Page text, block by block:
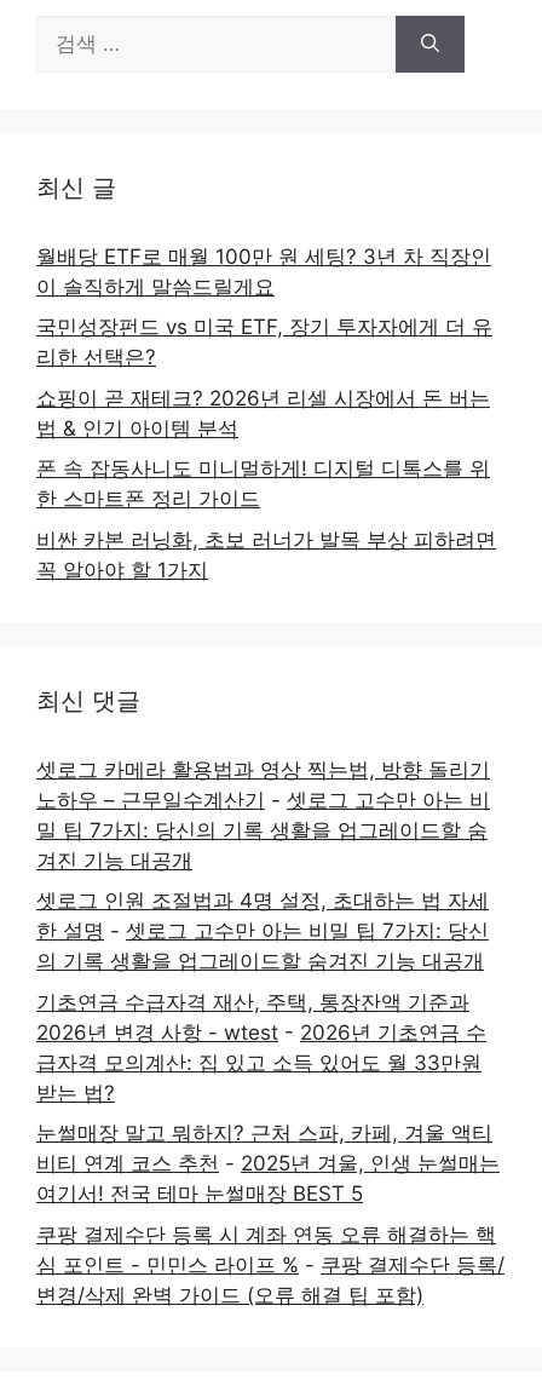
색:
최신 글
월배당 ETF로 매월 100만 원 세팅? 3년 차 직장인
이 솔직하게 말씀드릴게요
국민성장펀드 vs 미국 ETF, 장기 투자자에게 더 유
리한 선택은?
쇼핑이 곧 재테크? 2026년 리셀 시장에서 돈 버는
법 & 인기 아이템 분석
폰 속 잡동사니도 미니멀하게! 디지털 디톡스를 위
한 스마트폰 정리 가이드
비싼 카본 러닝화, 초보 러너가 발목 부상 피하려면
꼭 알아야 할 1가지
최신 댓글
셋로그 카메라 활용법과 영상 찍는법, 방향 돌리기
노하우 – 근무일수계산기 - 셋로그 고수만 아는 비
밀 팁 7가지: 당신의 기록 생활을 업그레이드할 숨
겨진 기능 대공개
셋로그 인원 조절법과 4명 설정, 초대하는 법 자세
한 설명 - 셋로그 고수만 아는 비밀 팁 7가지: 당신
의 기록 생활을 업그레이드할 숨겨진 기능 대공개
기초연금 수급자격 재산, 주택, 통장잔액 기준과
2026년 변경 사항 - wtest - 2026년 기초연금 수
급자격 모의계산: 집 있고 소득 있어도 월 33만원
받는 법?
눈썰매장 말고 뭐하지? 근처 스파, 카페, 겨울 액티
비티 연계 코스 추천 - 2025년 겨울, 인생 눈썰매는
여기서! 전국 테마 눈썰매장 BEST 5
쿠팡 결제수단 등록 시 계좌 연동 오류 해결하는 핵
심 포인트 - 민민스 라이프 % - 쿠팡 결제수단 등록/
변경/삭제 완벽 가이드 (오류 해결 팁 포함)